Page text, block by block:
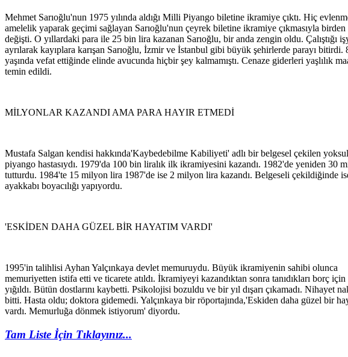
Mehmet Sarıoğlu'nun 1975 yılında aldığı Milli Piyango biletine ikramiye çıktı. Hiç
amelelik yaparak geçimi sağlayan Sarıoğlu'nun çeyrek biletine ikramiye çıkmasıyla birden
değişti. O yıllardaki para ile 25 bin lira kazanan Sarıoğlu, bir anda zengin oldu. Çalıştığı
ayrılarak kayıplara karışan Sarıoğlu, İzmir ve İstanbul gibi büyük şehirlerde parayı bitirdi.
yaşında vefat ettiğinde elinde avucunda hiçbir şey kalmamıştı. Cenaze giderleri yaşlılık
temin edildi.
MİLYONLAR KAZANDI AMA PARA HAYIR ETMEDİ
Mustafa Salgan kendisi hakkında'Kaybedebilme Kabiliyeti' adlı bir belgesel çekilen
piyango hastasıydı. 1979'da 100 bin liralık ilk ikramiyesini kazandı. 1982'de yeniden 30
tutturdu. 1984'te 15 milyon lira 1987'de ise 2 milyon lira kazandı. Belgeseli çekildiğinde
ayakkabı boyacılığı yapıyordu.
'ESKİDEN DAHA GÜZEL BİR HAYATIM VARDI'
1995'in talihlisi Ayhan Yalçınkaya devlet memuruydu. Büyük ikramiyenin sahibi olunca
memuriyetten istifa etti ve ticarete atıldı. İkramiyeyi kazandıktan sonra tanıdıkları borç için
yığıldı. Bütün dostlarını kaybetti. Psikolojisi bozuldu ve bir yıl dışarı çıkamadı. Nihayet
bitti. Hasta oldu; doktora gidemedi. Yalçınkaya bir röportajında,'Eskiden daha güzel bir
vardı. Memurluğa dönmek istiyorum' diyordu.
Tam Liste İçin Tıklayınız...